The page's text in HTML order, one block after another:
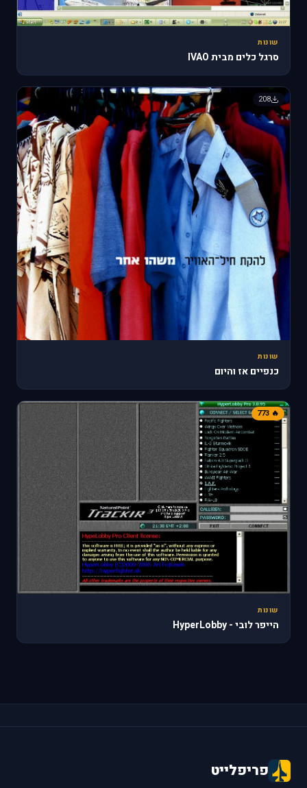
שונות
סרגל כלים מבית IVAO
208
שונות
כנפיים אז והיום
🔥 773
שונות
הייפר לובי - HyperLobby
פריפלייט